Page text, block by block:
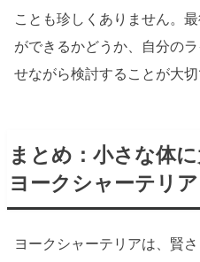
ことも珍しくありません。
ができるかどうか、自分の
せながら検討することが大切
まとめ：小さな体
ヨークシャーテリア
ヨークシャーテリアは、賢